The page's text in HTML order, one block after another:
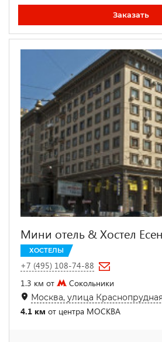
Заказать
Мини отель & Хостел
ХОСТЕЛЫ
+7 (495) 108-74-88
1.3 км от
Сокольники
Москва, улица
4.1 км от центра МОСКВА